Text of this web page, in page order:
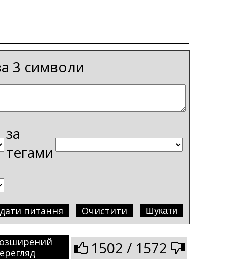
3 символи
за
тегами
Очистити
питання
1502 / 1572